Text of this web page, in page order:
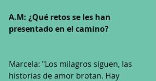
A.M: ¿Qué retos se les han
presentado en el camino?
Marcela: "Los milagros siguen, las
historias de amor brotan. Hay